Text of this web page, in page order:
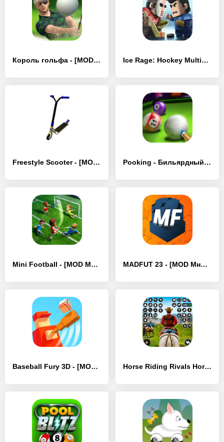
Король гольфа - [MOD Много денег] Ice Rage: Hockey Multiplayer - [MOD Много денег]
Freestyle Scooter - [MOD Бесконечные деньги] Pooking - Бильярдный город - [MOD Много денег]
Mini Football - [MOD Много денег] MADFUT 23 - [MOD Много монет]
Baseball Fury 3D - [MOD Много денег] Horse Riding Rivals Horse Race - [MOD Много денег]